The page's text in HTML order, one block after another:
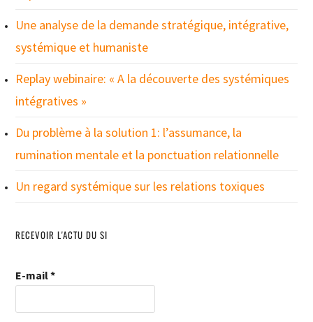
Une analyse de la demande stratégique, intégrative,
systémique et humaniste
Replay webinaire: « A la découverte des systémiques
intégratives »
Du problème à la solution 1: l’assumance, la
rumination mentale et la ponctuation relationnelle
Un regard systémique sur les relations toxiques
RECEVOIR L'ACTU DU SI
E-mail*